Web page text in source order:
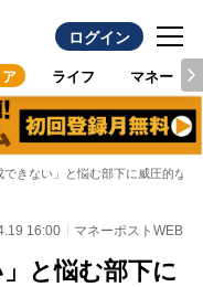
ログイン
ライフ マネー
できない」と悩む部下に威圧的な
16:00 マネーポストWEB
と悩む部下に